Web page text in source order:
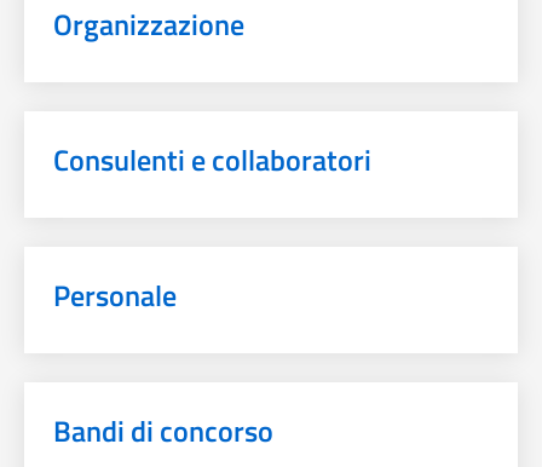
Organizzazione
Consulenti e collaboratori
Personale
Bandi di concorso